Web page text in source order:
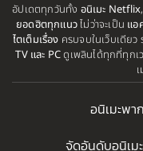
อัปเดตทุกวันทั้ง อนิเมะ Netflix,
ยอดฮิตทุกแนวไม่ว่าจะเป็น แอ
ไตเต็มเรื่อง ครบจบในเว็บเดีย
TV และ PCดูเพลินได้ทุกที่ทุกเ
อนิเมะพา
จัดอันดับอนิเมะ